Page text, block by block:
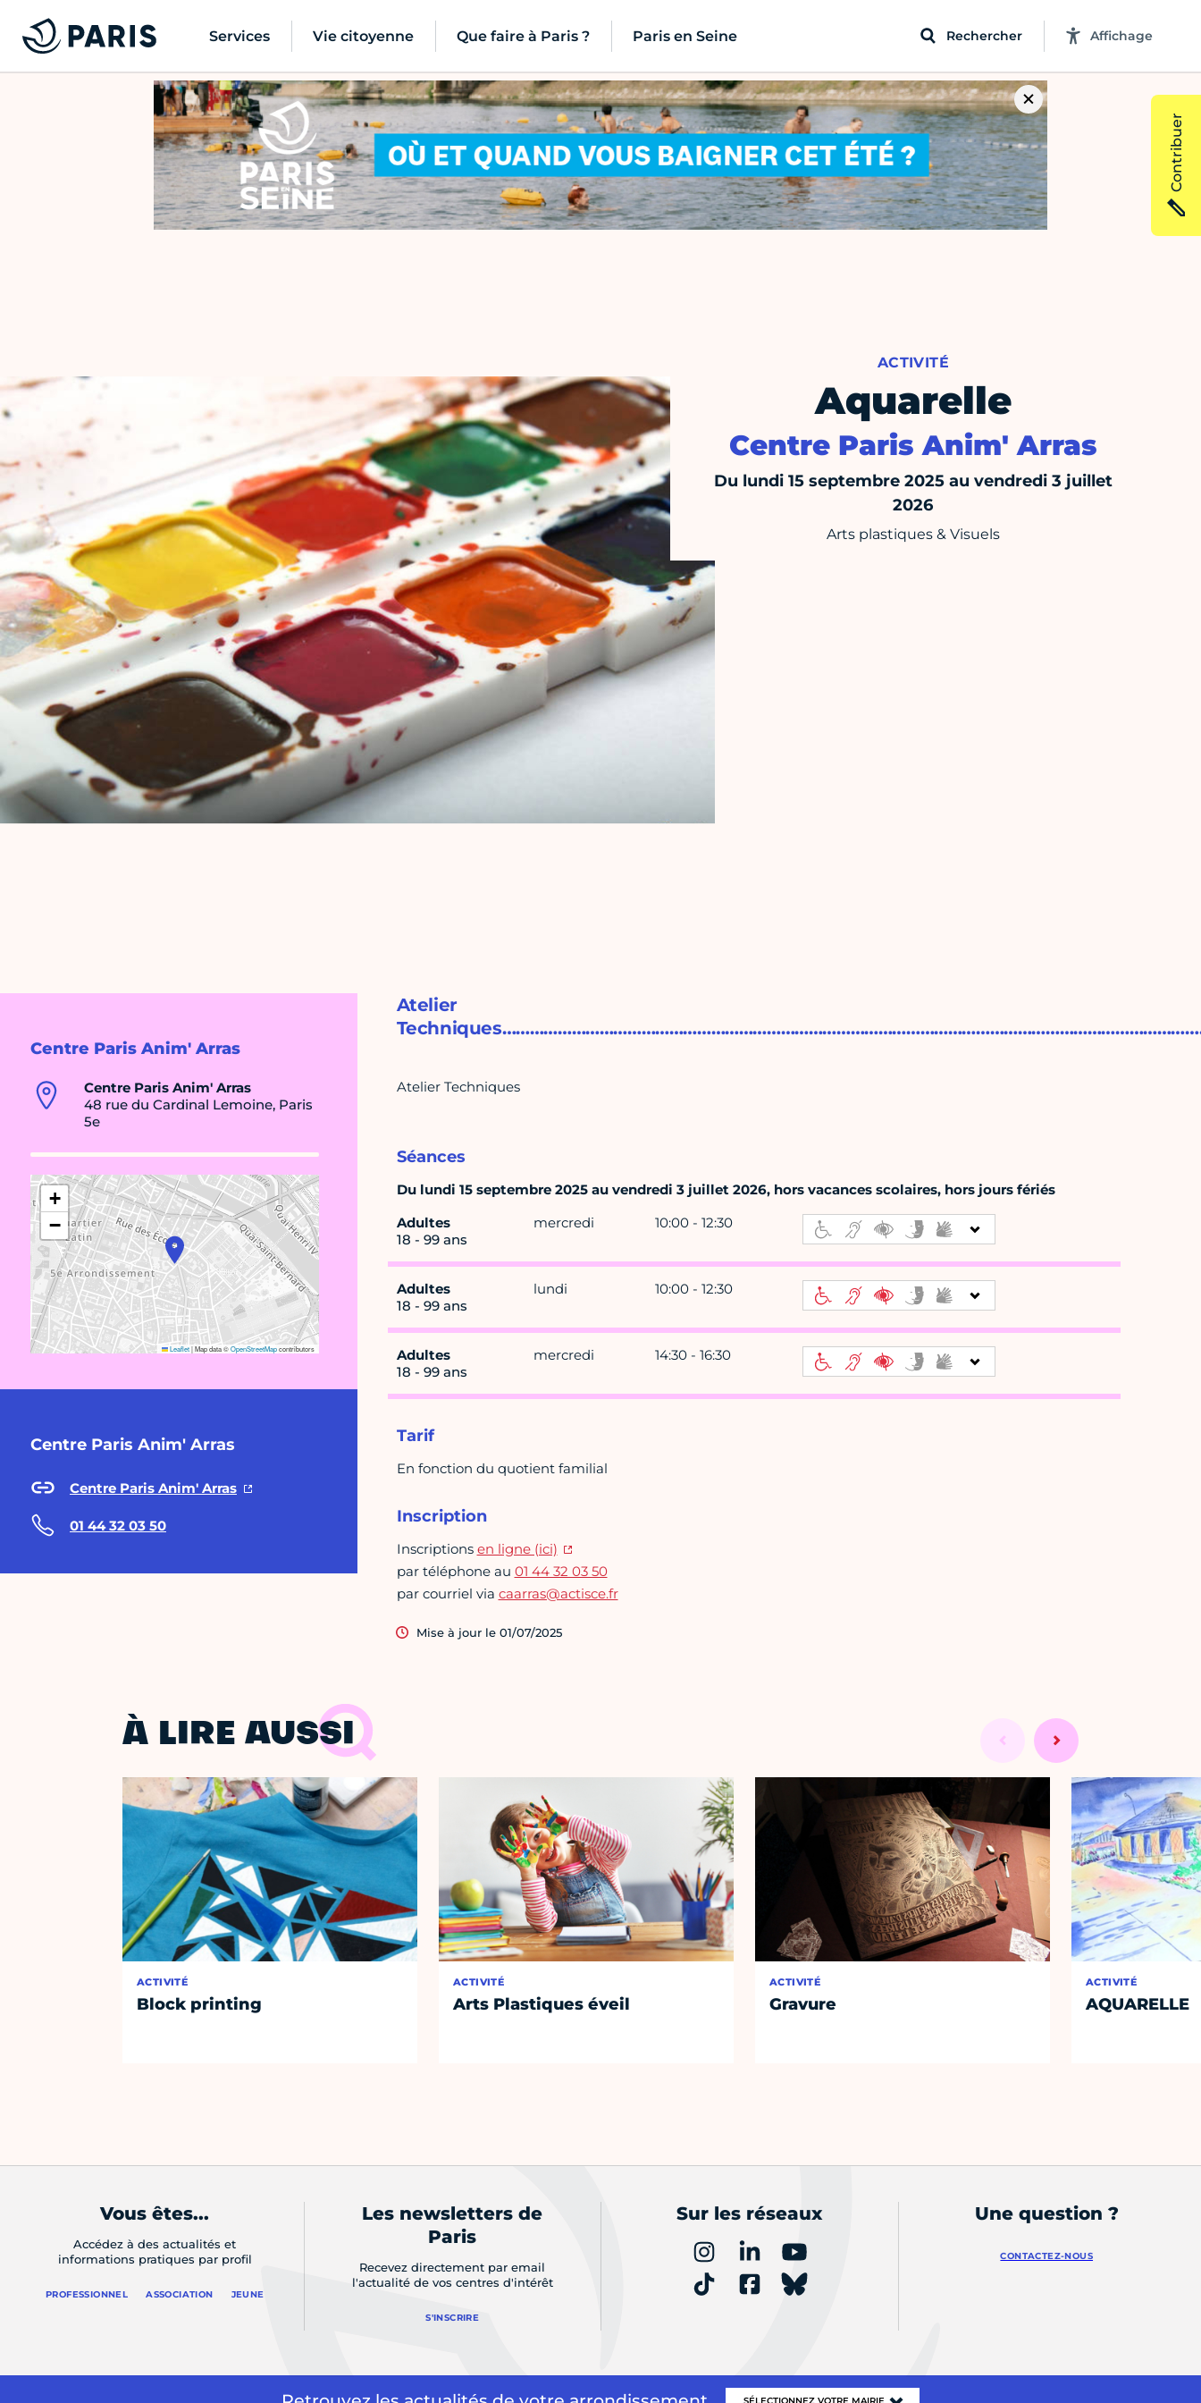
Services Vie citoyenne Que faire à Paris ? Paris en Seine Rechercher Affichage
ACTIVITÉ
Aquarelle
Centre Paris Anim' Arras
Du lundi 15 septembre 2025 au vendredi 3 juillet
2026
Arts plastiques & Visuels
Centre Paris Anim' Arras
Centre Paris Anim' Arras
48 rue du Cardinal Lemoine, Paris
5e
+
−
Leaflet|Map data ©OpenStreetMapcontributors
Centre Paris Anim' Arras
Centre Paris Anim' Arras
01 44 32 03 50
Atelier
Atelier Techniques
Séances
Du lundi 15 septembre 2025 au vendredi 3 juillet 2026, hors vacances scolaires, hors jours fériés
Adultes
18 - 99 ans
mercredi 10:00 - 12:30
Adultes
18 - 99 ans
lundi 10:00 - 12:30
Adultes
18 - 99 ans
mercredi 14:30 - 16:30
Tarif
En fonction du quotient familial
Inscription
Inscriptions en ligne (ici)
par téléphone au 01 44 32 03 50
par courriel via caarras@actisce.fr
Mise à jour le 01/07/2025
À LIRE AUSSI
ACTIVITÉ
Block printing
ACTIVITÉ
Arts Plastiques éveil
ACTIVITÉ
Gravure
ACTIVITÉ
AQUARELLE
Contribuer
Vous êtes...
Accédez à des actualités et
informations pratiques par profil
PROFESSIONNEL ASSOCIATION JEUNE
Les newsletters de
Paris
Recevez directement par email
l'actualité de vos centres d'intérêt
S'INSCRIRE
Sur les réseaux Une question ?
CONTACTEZ-NOUS